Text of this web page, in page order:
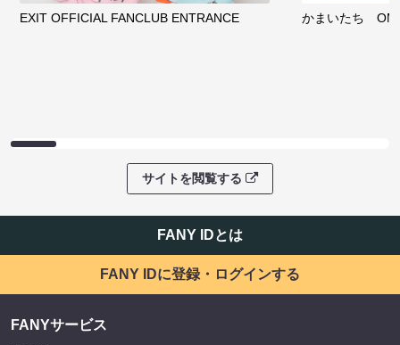
EXIT OFFICIAL FANCLUB ENTRANCE かまいたち
サイトを閲覧する
FANY IDとは
FANY IDに登録・ログインする
FANYサービス